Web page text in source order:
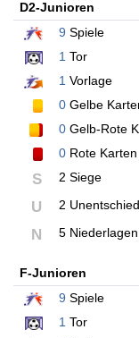
D2-Junioren
9 Spiele
1 Tor
1 Vorlage
0 Gelbe
0 Gelb-Rote
0 Rote Karten
S 2 Siege
U 2
N 5 Niederlagen
F-Junioren
9 Spiele
1 Tor